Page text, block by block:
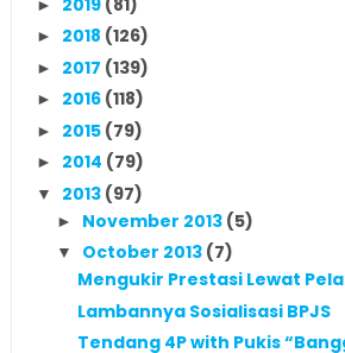
►
► 2018 (126)
► 2017 (139)
► 2016 (118)
► 2015 (79)
► 2014 (79)
▼ 2013 (97)
► November 2013 (5)
▼ October 2013 (7)
Mengukir Prestasi Lewat
Lambannya Sosialisasi BPJS
Tendang 4P with Pukis